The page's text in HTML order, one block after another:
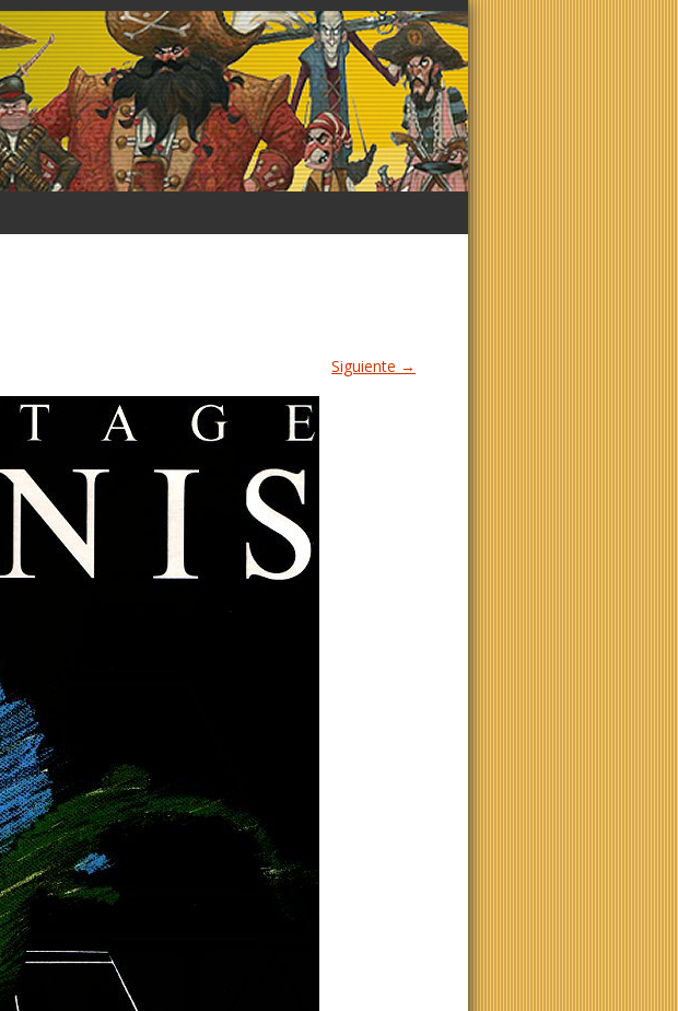
Siguiente →